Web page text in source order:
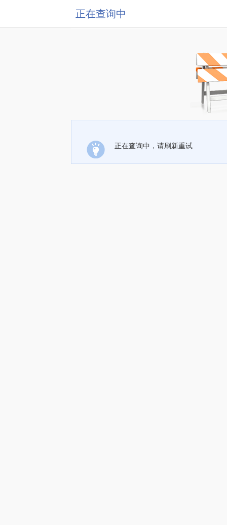
正在查询中
正在查询中，请刷新重试